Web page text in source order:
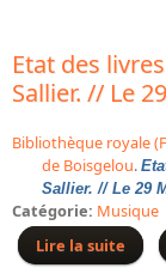
Dictionnaire
provenances
Recherche de
L'histoire de la
Explorer
Etat des
Sallier. // Le
Bibliothèque royale
de Boisgelou.
Sallier. // Le 29
Catégorie: Musique
Lire la suite